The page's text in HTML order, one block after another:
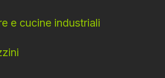
e cucine industriali